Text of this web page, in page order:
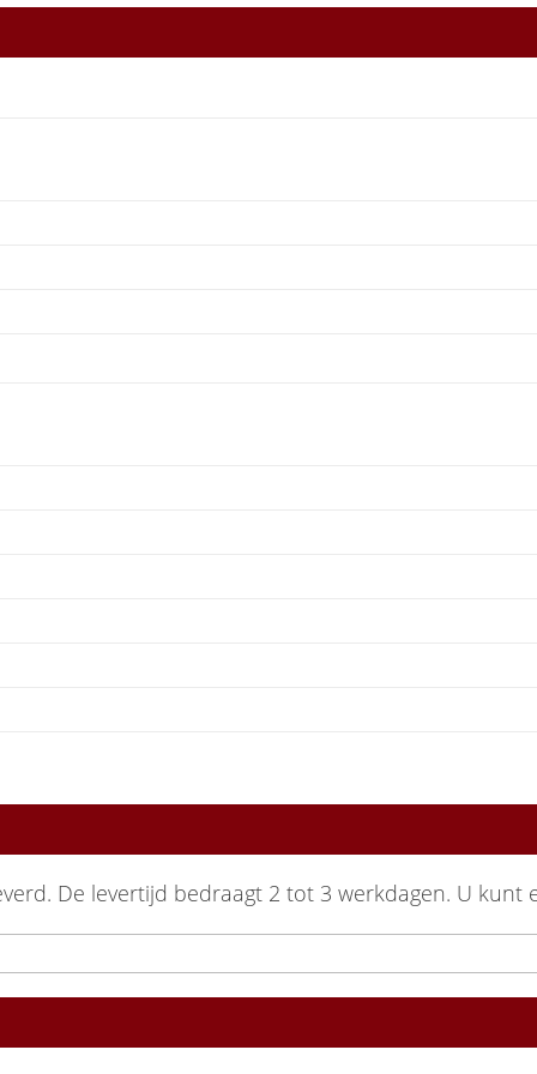
De levertijd bedraagt 2 tot 3 werkdagen. U